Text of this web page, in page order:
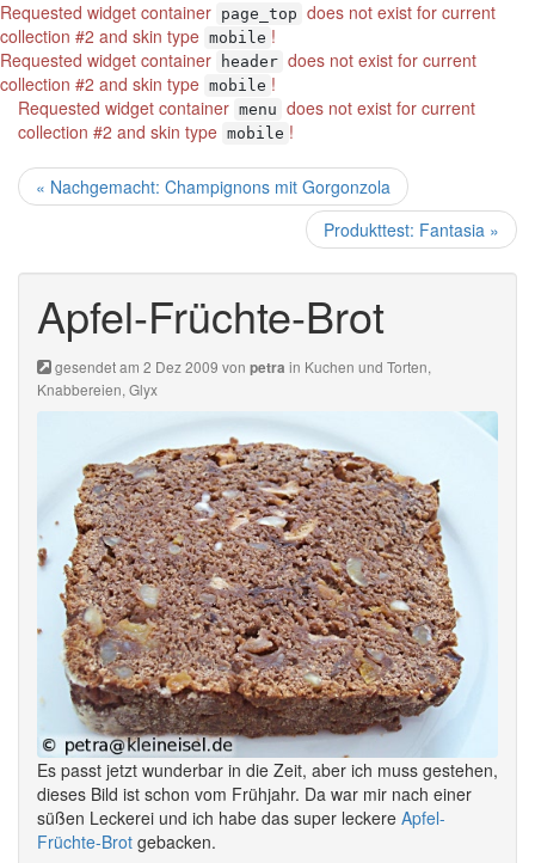
Requested widget container page_top does not exist for current
collection #2 and skin type mobile !
Requested widget container
header does not exist for current
collection #2 and skin type mobile !
Requested widget container menu does not exist for current
collection #2 and skin type mobile !
« Nachgemacht: Champignons mit Gorgonzola
Produkttest: Fantasia »
Apfel-Früchte-Brot
gesendet am 2 Dez 2009 von petra in Kuchen und Torten,
Knabbereien, Glyx
Es passt jetzt wunderbar in die Zeit, aber ich muss gestehen,
dieses Bild ist schon vom Frühjahr. Da war mir nach einer
süßen Leckerei und ich habe das super leckere Apfel-
Früchte-Brot gebacken.